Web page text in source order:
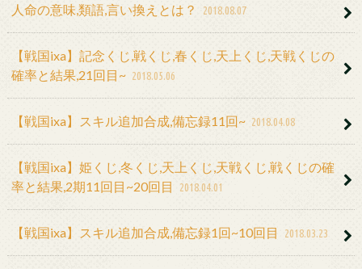
人命の意味,類語,言い換えとは？ 2018.08.07
【戦国ixa】記念くじ,戦くじ,春くじ,天上くじ,天戦くじの
確率と結果,21回目~ 2018.05.06
【戦国ixa】スキル追加合成,備忘録11回~ 2018.04.08
【戦国ixa】姫くじ,冬くじ,天上くじ,天戦くじ,戦くじの確
率と結果,2期11回目~20回目
2018.04.01
【戦国ixa】スキル追加合成,備忘録1回~10回目 2018.03.23